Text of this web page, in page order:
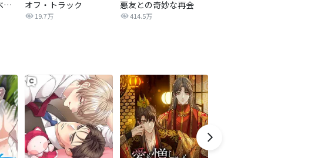
スパークリング・ベイビー オフ・トラック
19.7万
悪友との奇妙な再会
414.5万